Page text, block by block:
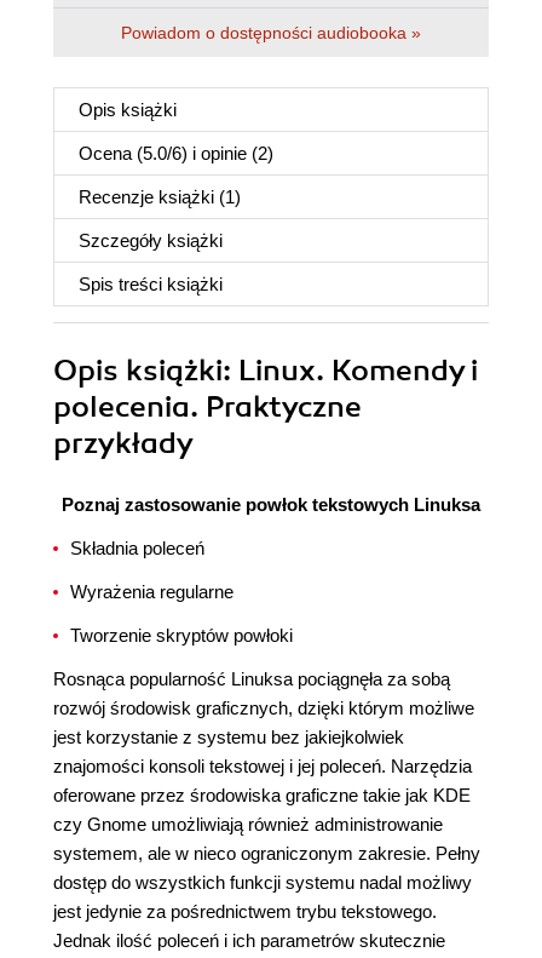
Powiadom o dostępności audiobooka »
Opis książki
Ocena (5.0/6) i opinie (2)
Recenzje książki (1)
Szczegóły książki
Spis treści książki
Opis książki: Linux. Komendy i
polecenia. Praktyczne
przykłady
Poznaj zastosowanie powłok tekstowych Linuksa
Składnia poleceń
Wyrażenia regularne
Tworzenie skryptów powłoki
Rosnąca popularność Linuksa pociągnęła za sobą
rozwój środowisk graficznych, dzięki którym możliwe
jest korzystanie z systemu bez jakiejkolwiek
znajomości konsoli tekstowej i jej poleceń. Narzędzia
oferowane przez środowiska graficzne takie jak KDE
czy Gnome umożliwiają również administrowanie
systemem, ale w nieco ograniczonym zakresie. Pełny
dostęp do wszystkich funkcji systemu nadal możliwy
jest jedynie za pośrednictwem trybu tekstowego.
Jednak ilość poleceń i ich parametrów skutecznie